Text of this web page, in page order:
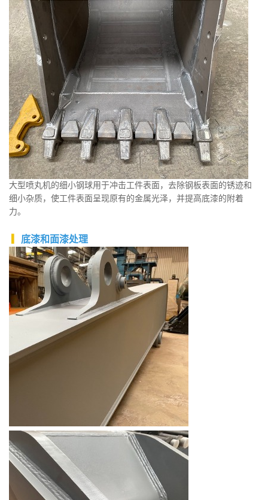
大型喷丸机的细小钢球用于冲击工件表面，去除钢板表面的锈迹和
细小杂质，使工件表面呈现原有的金属光泽，并提高底漆的附着
力。
底漆和面漆处理